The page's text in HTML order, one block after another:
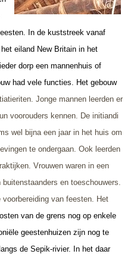
In de kuststreek vanaf
eiland New Britain in het
dorp een mannenhuis of
had vele functies.
Het gebouw
Jonge mannen leerden er
voorouders kennen. De initiandi
wel bijna een jaar in het huis om
te ondergaan. Ook leerden
Vrouwen waren in een
en toeschouwers.
van feesten. Het
van de grens nog op enkele
geestenhuizen zijn nog te
de Sepik-rivier. In het daar